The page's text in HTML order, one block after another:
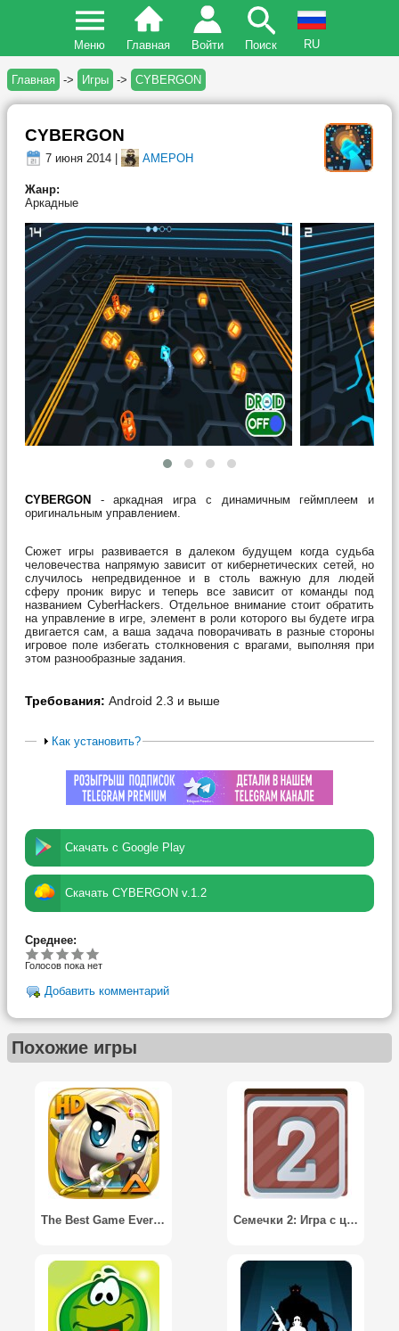
Меню Главная Войти Поиск RU
Главная -> Игры -> CYBERGON
CYBERGON
7 июня 2014 | AMEPOH
Жанр:
Аркадные
CYBERGON - аркадная игра с динамичным геймплеем и
оригинальным управлением.
Сюжет игры развивается в далеком будущем когда судьба
человечества напрямую зависит от кибернетических сетей, но
случилось непредвиденное и в столь важную для людей
сферу проник вирус и теперь все зависит от команды под
названием CyberHackers. Отдельное внимание стоит обратить
на управление в игре, элемент в роли которого вы будете игра
двигается сам, а ваша задача поворачивать в разные стороны
игровое поле избегать столкновения с врагами, выполняя при
этом разнообразные задания.
Требования: Android 2.3 и выше
Как установить?
Скачать с Google Play
Скачать CYBERGON v.1.2
Среднее:
Голосов пока нет
Добавить комментарий
Похожие игры
The Best Game Ever HD / Самая лучшая игра Семечки 2: Игра с цифрами / Take Ten: Go!